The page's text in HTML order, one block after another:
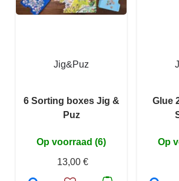
Jig&Puz
6 Sorting boxes Jig &
Puz
Op voorraad (6)
13,00 €
Glue
Op